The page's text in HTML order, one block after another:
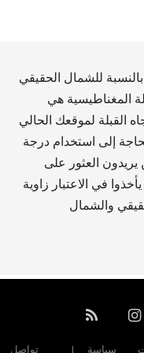
بالنسبة للشمال الحقيقي
المغناطيسية هي
القبلة لموقعك الحالي
إلى استخدام درجة
يريدون العثور على
في الاعتبار زاوية
والشمال
سياسة تواصل